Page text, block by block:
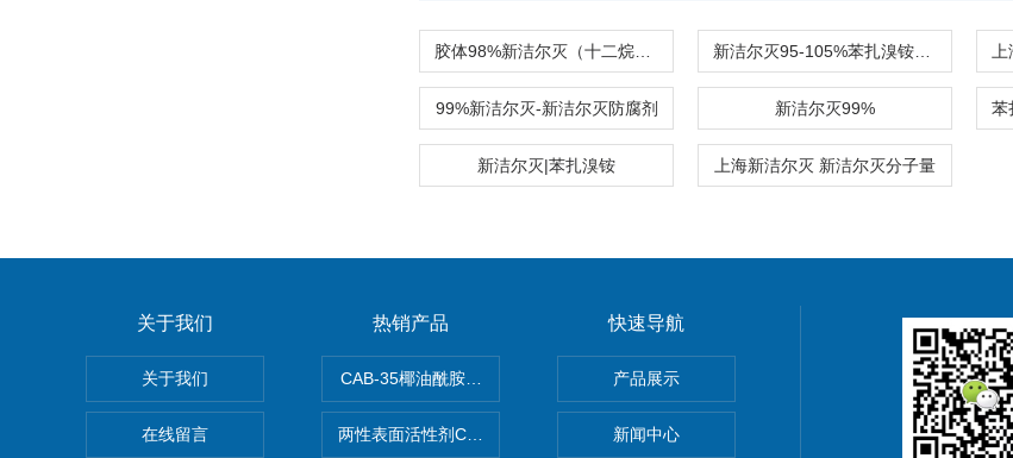
99%新洁尔灭-新洁尔灭防腐剂 新洁尔灭99%
新洁尔灭|苯扎溴铵 上海新洁尔灭 新洁尔灭分子量
关于我们
关于我们
在线留言
热销产品
CAB-35椰油酰胺丙基甜菜碱
两性表面活性剂CAB-30椰油酰胺基丙基甜菜碱
快速导航
产品展示
新闻中心